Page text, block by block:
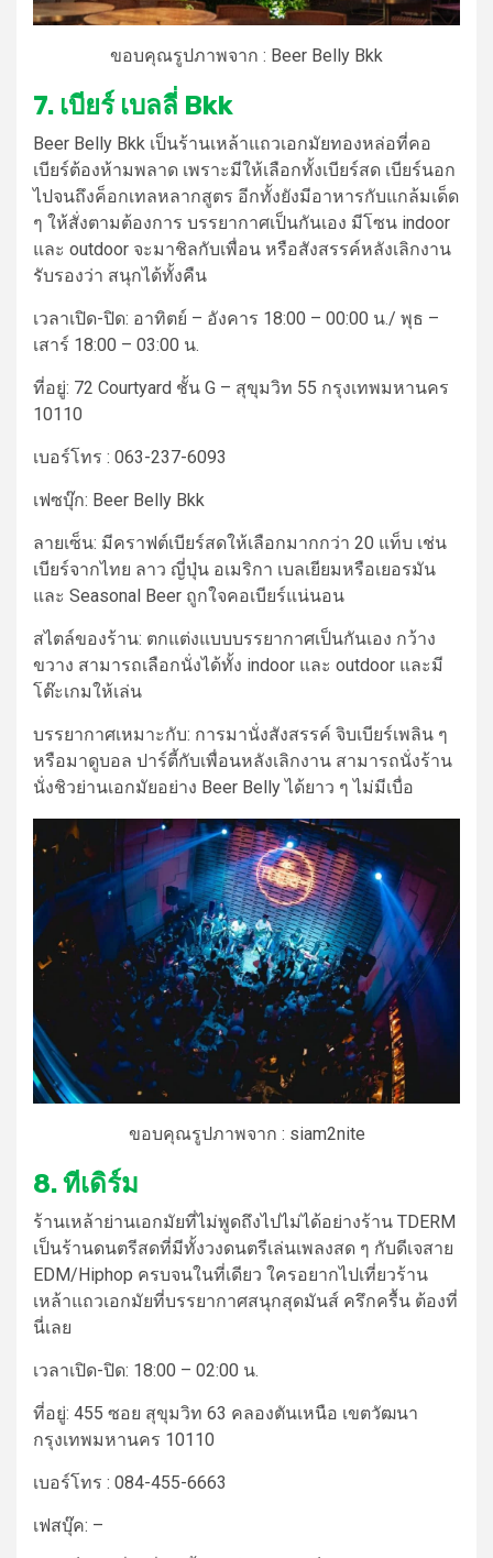
ขอบคุณรูปภาพจาก : Beer Belly Bkk
7. เบียร์ เบลลี่ Bkk
Beer Belly Bkk เป็นร้านเหล้าแถวเอกมัยทองหล่อที่คอ
เบียร์ต้องห้ามพลาด เพราะมีให้เลือกทั้งเบียร์สด เบียร์นอก
ไปจนถึงค็อกเทลหลากสูตร อีกทั้งยังมีอาหารกับแกล้มเด็ด
ๆ ให้สั่งตามต้องการ บรรยากาศเป็นกันเอง มีโซน indoor
และ outdoor จะมาชิลกับเพื่อน หรือสังสรรค์หลังเลิกงาน
รับรองว่า สนุกได้ทั้งคืน
เวลาเปิด-ปิด: อาทิตย์ – อังคาร 18:00 – 00:00 น./ พุธ –
เสาร์ 18:00 – 03:00 น.
ที่อยู่: 72 Courtyard ชั้น G – สุขุมวิท 55 กรุงเทพมหานคร
10110
เบอร์โทร : 063-237-6093
เฟซบุ๊ก: Beer Belly Bkk
ลายเซ็น: มีคราฟต์เบียร์สดให้เลือกมากกว่า 20 แท็บ เช่น
เบียร์จากไทย ลาว ญี่ปุ่น อเมริกา เบลเยียมหรือเยอรมัน
และ Seasonal Beer ถูกใจคอเบียร์แน่นอน
สไตล์ของร้าน: ตกแต่งแบบบรรยากาศเป็นกันเอง กว้าง
ขวาง สามารถเลือกนั่งได้ทั้ง indoor และ outdoor และมี
โต๊ะเกมให้เล่น
บรรยากาศเหมาะกับ: การมานั่งสังสรรค์ จิบเบียร์เพลิน ๆ
หรือมาดูบอล ปาร์ตี้กับเพื่อนหลังเลิกงาน สามารถนั่งร้าน
นั่งชิวย่านเอกมัยอย่าง Beer Belly ได้ยาว ๆ ไม่มีเบื่อ
ขอบคุณรูปภาพจาก : siam2nite
8. ทีเดิร์ม
ร้านเหล้าย่านเอกมัยที่ไม่พูดถึงไปไม่ได้อย่างร้าน TDERM
เป็นร้านดนตรีสดที่มีทั้งวงดนตรีเล่นเพลงสด ๆ กับดีเจสาย
EDM/Hiphop ครบจนในที่เดียว ใครอยากไปเที่ยวร้าน
เหล้าแถวเอกมัยที่บรรยากาศสนุกสุดมันส์ ครึกครื้น ต้องที่
นี่เลย
เวลาเปิด-ปิด: 18:00 – 02:00 น.
ที่อยู่: 455 ซอย สุขุมวิท 63 คลองตันเหนือ เขตวัฒนา
กรุงเทพมหานคร 10110
เบอร์โทร : 084-455-6663
เฟสบุ๊ค: –